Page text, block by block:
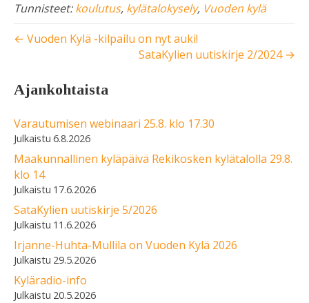
Tunnisteet:koulutus, kylätalokysely, Vuoden kylä
← Vuoden Kylä -kilpailu on nyt auki!
SataKylien uutiskirje 2/2024 →
Ajankohtaista
Varautumisen webinaari 25.8. klo 17.30
6.8.2026
Maakunnallinen kyläpäivä Rekikosken kylätalolla 29.8.
klo 14
17.6.2026
SataKylien uutiskirje 5/2026
11.6.2026
Irjanne-Huhta-Mullila on Vuoden Kylä 2026
29.5.2026
Kyläradio-info
20.5.2026